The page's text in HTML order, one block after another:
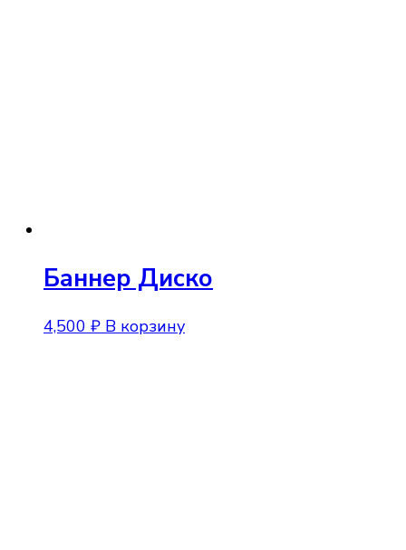
Баннер Диско
4,500 ₽ В корзину